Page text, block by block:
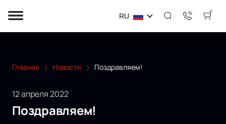
RU
Главная Новости Поздравляем!
12 апреля 2022
Поздравляем!